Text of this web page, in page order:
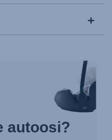
autoosi?